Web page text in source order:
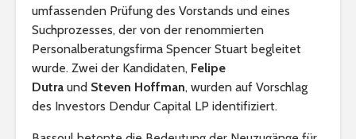
umfassenden Prüfung des Vorstands und eines
Suchprozesses, der von der renommierten
Personalberatungsfirma Spencer Stuart begleitet
wurde. Zwei der Kandidaten, Felipe
Dutra und Steven Hoffman, wurden auf Vorschlag
des Investors Dendur Capital LP identifiziert.